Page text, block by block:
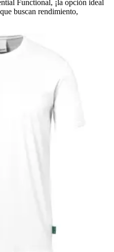
Functional, ¡la opción ideal
buscan rendimiento,